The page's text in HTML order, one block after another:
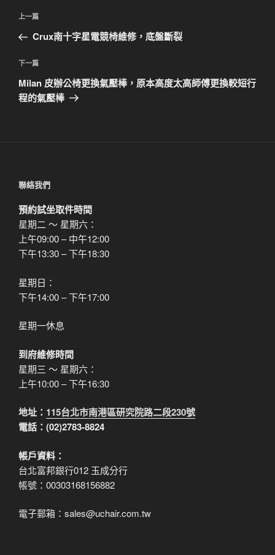
文
導
覽
上
一
文
章
上一篇
Crux南十字星電競椅維修，底盤斷裂
下
一
篇
下一篇
Milan 皮辦公椅更換氣壓棒，原本高度太高師傅更換較短行
程的氣壓棒
聯絡我們
預約試坐取件時間
星期二 ～ 星期六：
上午09:00 – 中午12:00
下午13:30 – 下午18:30
星期日：
下午14:00 – 下午17:00
星期一休息
到府維修時間
星期三 ～ 星期六：
上午10:00 – 下午16:30
地址： 115台北市南港區研究院路二段230號
電話：(02)2783-8824
帳戶資料：
台北富邦銀行012 玉成分行
帳號：00303168156882
電子郵箱：sales@uchair.com.tw